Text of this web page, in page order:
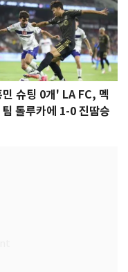
슈팅 0개' LA FC, 멕
톨루카에 1-0 진땀승